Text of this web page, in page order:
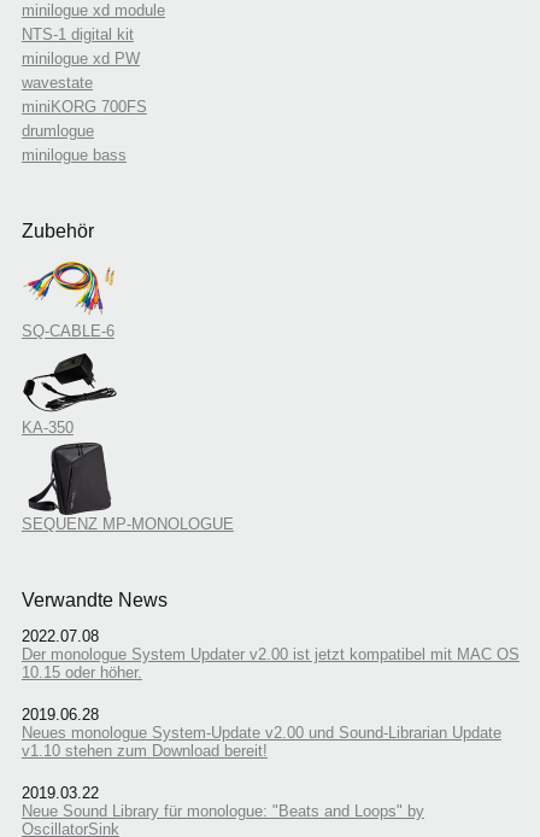
minilogue xd module
NTS-1 digital kit
minilogue xd PW
wavestate
miniKORG 700FS
drumlogue
minilogue bass
Zubehör
SQ-CABLE-6
KA-350
SEQUENZ MP-MONOLOGUE
Verwandte News
2022.07.08
Der monologue System Updater v2.00 ist jetzt kompatibel mit MAC OS
10.15 oder höher.
2019.06.28
Neues monologue System-Update v2.00 und Sound-Librarian Update
v1.10 stehen zum Download bereit!
2019.03.22
Neue Sound Library für monologue: "Beats and Loops" by
OscillatorSink